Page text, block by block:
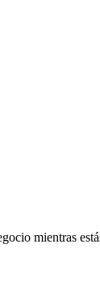
mientras